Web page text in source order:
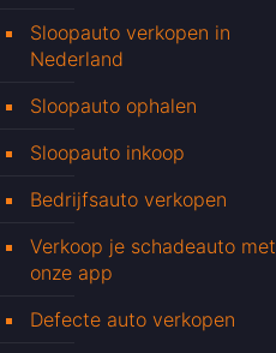
Sloopauto verkopen in
Nederland
Sloopauto ophalen
Sloopauto inkoop
Bedrijfsauto verkopen
Verkoop je schadeauto met
onze app
Defecte auto verkopen